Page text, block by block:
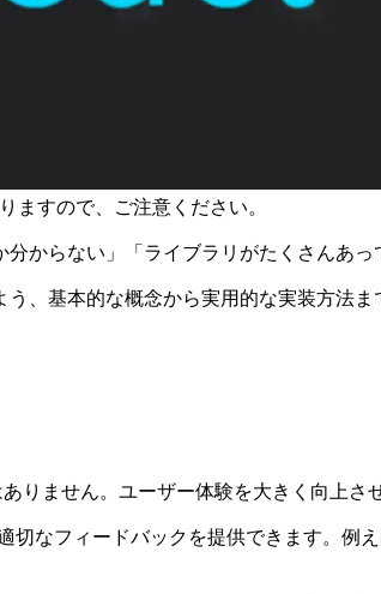
ますので、ご注意ください。
からない」「ライブラリがたくさんあ
、基本的な概念から実用的な実装方法
ません。ユーザー体験を大きく向上さ
切なフィードバックを提供できます。例